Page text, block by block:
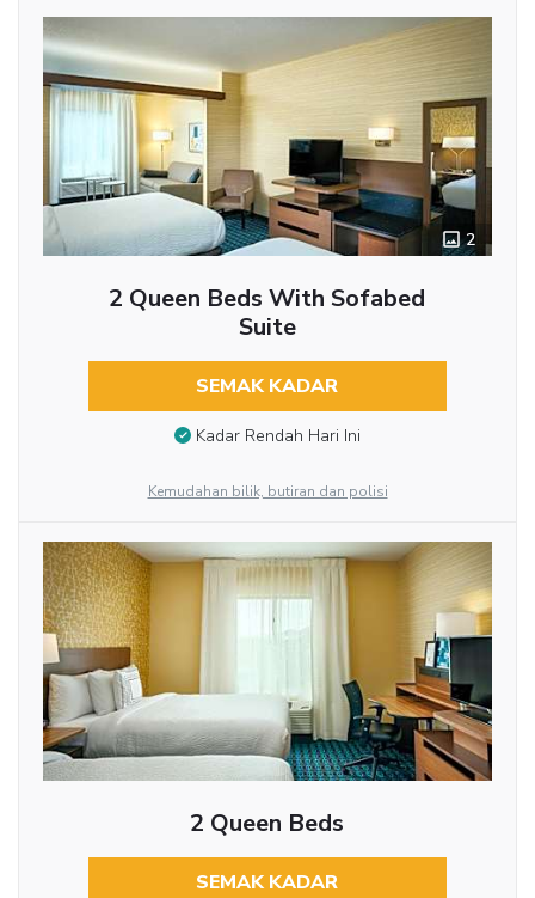
2
2 Queen Beds With Sofabed
Suite
SEMAK KADAR
Kadar Rendah Hari Ini
Kemudahan bilik, butiran dan polisi
2 Queen Beds
SEMAK KADAR